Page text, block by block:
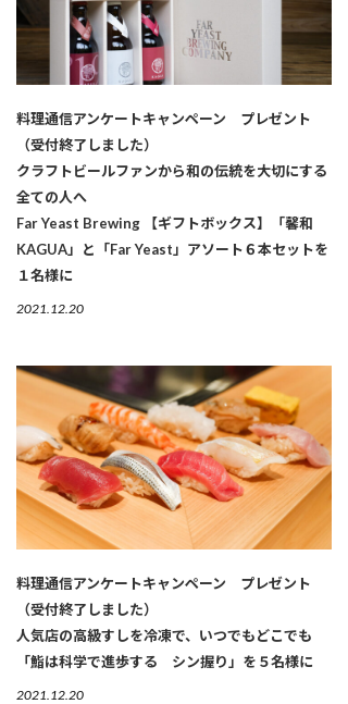
料理通信アンケートキャンペーン プレゼント
（受付終了しました）
クラフトビールファンから和の伝統を大切にする
全ての人へ
Far Yeast Brewing 【ギフトボックス】「馨和
KAGUA」と「Far Yeast」アソート６本セットを
１名様に
2021.12.20
料理通信アンケートキャンペーン プレゼント
（受付終了しました）
人気店の高級すしを冷凍で、いつでもどこでも
「鮨は科学で進歩する シン握り」を５名様に
2021.12.20